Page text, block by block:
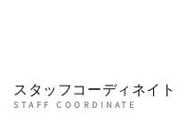
スタッフコーディネイト
STAFF COORDINATE